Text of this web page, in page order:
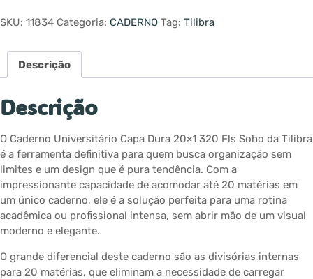
SKU: 11834 Categoria: CADERNO Tag: Tilibra
Descrição
Descrição
O Caderno Universitário Capa Dura 20×1 320 Fls Soho da Tilibra
é a ferramenta definitiva para quem busca organização sem
limites e um design que é pura tendência. Com a
impressionante capacidade de acomodar até 20 matérias em
um único caderno, ele é a solução perfeita para uma rotina
acadêmica ou profissional intensa, sem abrir mão de um visual
moderno e elegante.
O grande diferencial deste caderno são as divisórias internas
para 20 matérias, que eliminam a necessidade de carregar